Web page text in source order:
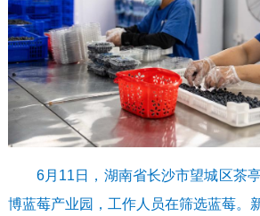
6月11日，湖南省长沙市望城区茶
博蓝莓产业园，工作人员在筛选蓝莓。